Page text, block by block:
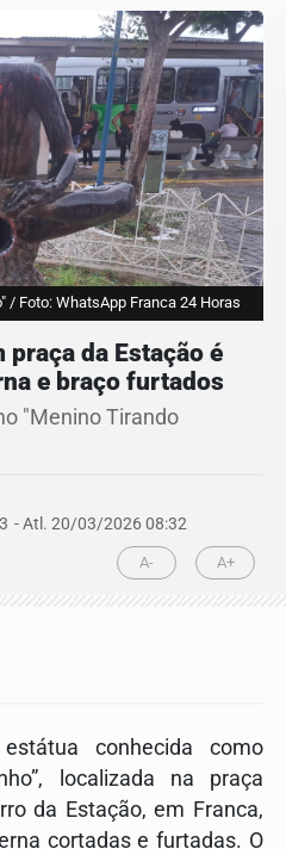
/ Foto: WhatsApp Franca 24 Horas
da Estação é
e braço furtados
"Menino Tirando
- Atl. 20/03/2026 08:32
A- A+
conhecida como
localizada na praça
da Estação, em Franca,
cortadas e furtadas. O